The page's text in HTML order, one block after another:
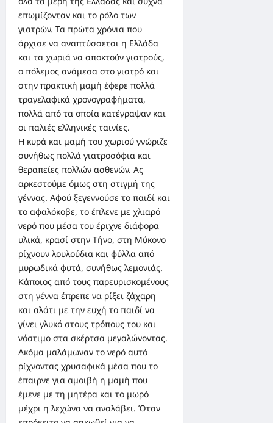
επωμίζονταν και το ρόλο των
γιατρών. Τα πρώτα χρόνια που
άρχισε να αναπτύσσεται η Ελλάδα
και τα χωριά να αποκτούν γιατρούς,
ο πόλεμος ανάμεσα στο γιατρό και
στην πρακτική μαμή έφερε πολλά
τραγελαφικά χρονογραφήματα,
πολλά από τα οποία κατέγραψαν και
οι παλιές ελληνικές ταινίες.
Η κυρά και μαμή του χωριού γνώριζε
συνήθως πολλά γιατροσόφια και
θεραπείες πολλών ασθενών. Ας
αρκεστούμε όμως στη στιγμή της
γέννας. Αφού ξεγεννούσε το παιδί και
το αφαλόκοβε, το έπλενε με χλιαρό
νερό που μέσα του έριχνε διάφορα
υλικά, κρασί στην Τήνο, στη Μύκονο
ρίχνουν λουλούδια και φύλλα από
μυρωδικά φυτά, συνήθως λεμονιάς.
Κάποιος από τους παρευρισκομένους
στη γέννα έπρεπε να ρίξει ζάχαρη
και αλάτι με την ευχή το παιδί να
γίνει γλυκό στους τρόπους του και
νόστιμο στα σκέρτσα μεγαλώνοντας.
Ακόμα μαλάμωναν το νερό αυτό
ρίχνοντας χρυσαφικά μέσα που το
έπαιρνε για αμοιβή η μαμή που
έμενε με τη μητέρα και το μωρό
μέχρι η λεχώνα να αναλάβει. Όταν